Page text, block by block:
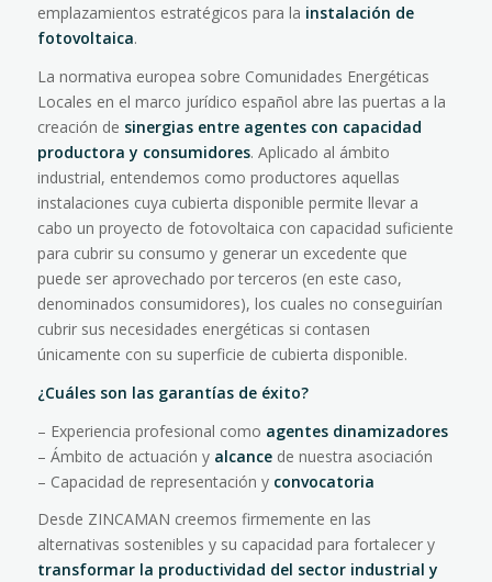
emplazamientos estratégicos para la instalación de
fotovoltaica.
La normativa europea sobre Comunidades Energéticas
Locales en el marco jurídico español abre las puertas a la
creación de sinergias entre agentes con capacidad
productora y consumidores. Aplicado al ámbito
industrial, entendemos como productores aquellas
instalaciones cuya cubierta disponible permite llevar a
cabo un proyecto de fotovoltaica con capacidad suficiente
para cubrir su consumo y generar un excedente que
puede ser aprovechado por terceros (en este caso,
denominados consumidores), los cuales no conseguirían
cubrir sus necesidades energéticas si contasen
únicamente con su superficie de cubierta disponible.
¿Cuáles son las garantías de éxito?
– Experiencia profesional como agentes dinamizadores
– Ámbito de actuación y alcancede nuestra asociación
– Capacidad de representación y convocatoria
Desde ZINCAMAN creemos firmemente en las
alternativas sostenibles y su capacidad para fortalecer y
transformar la productividad del sector industrial y